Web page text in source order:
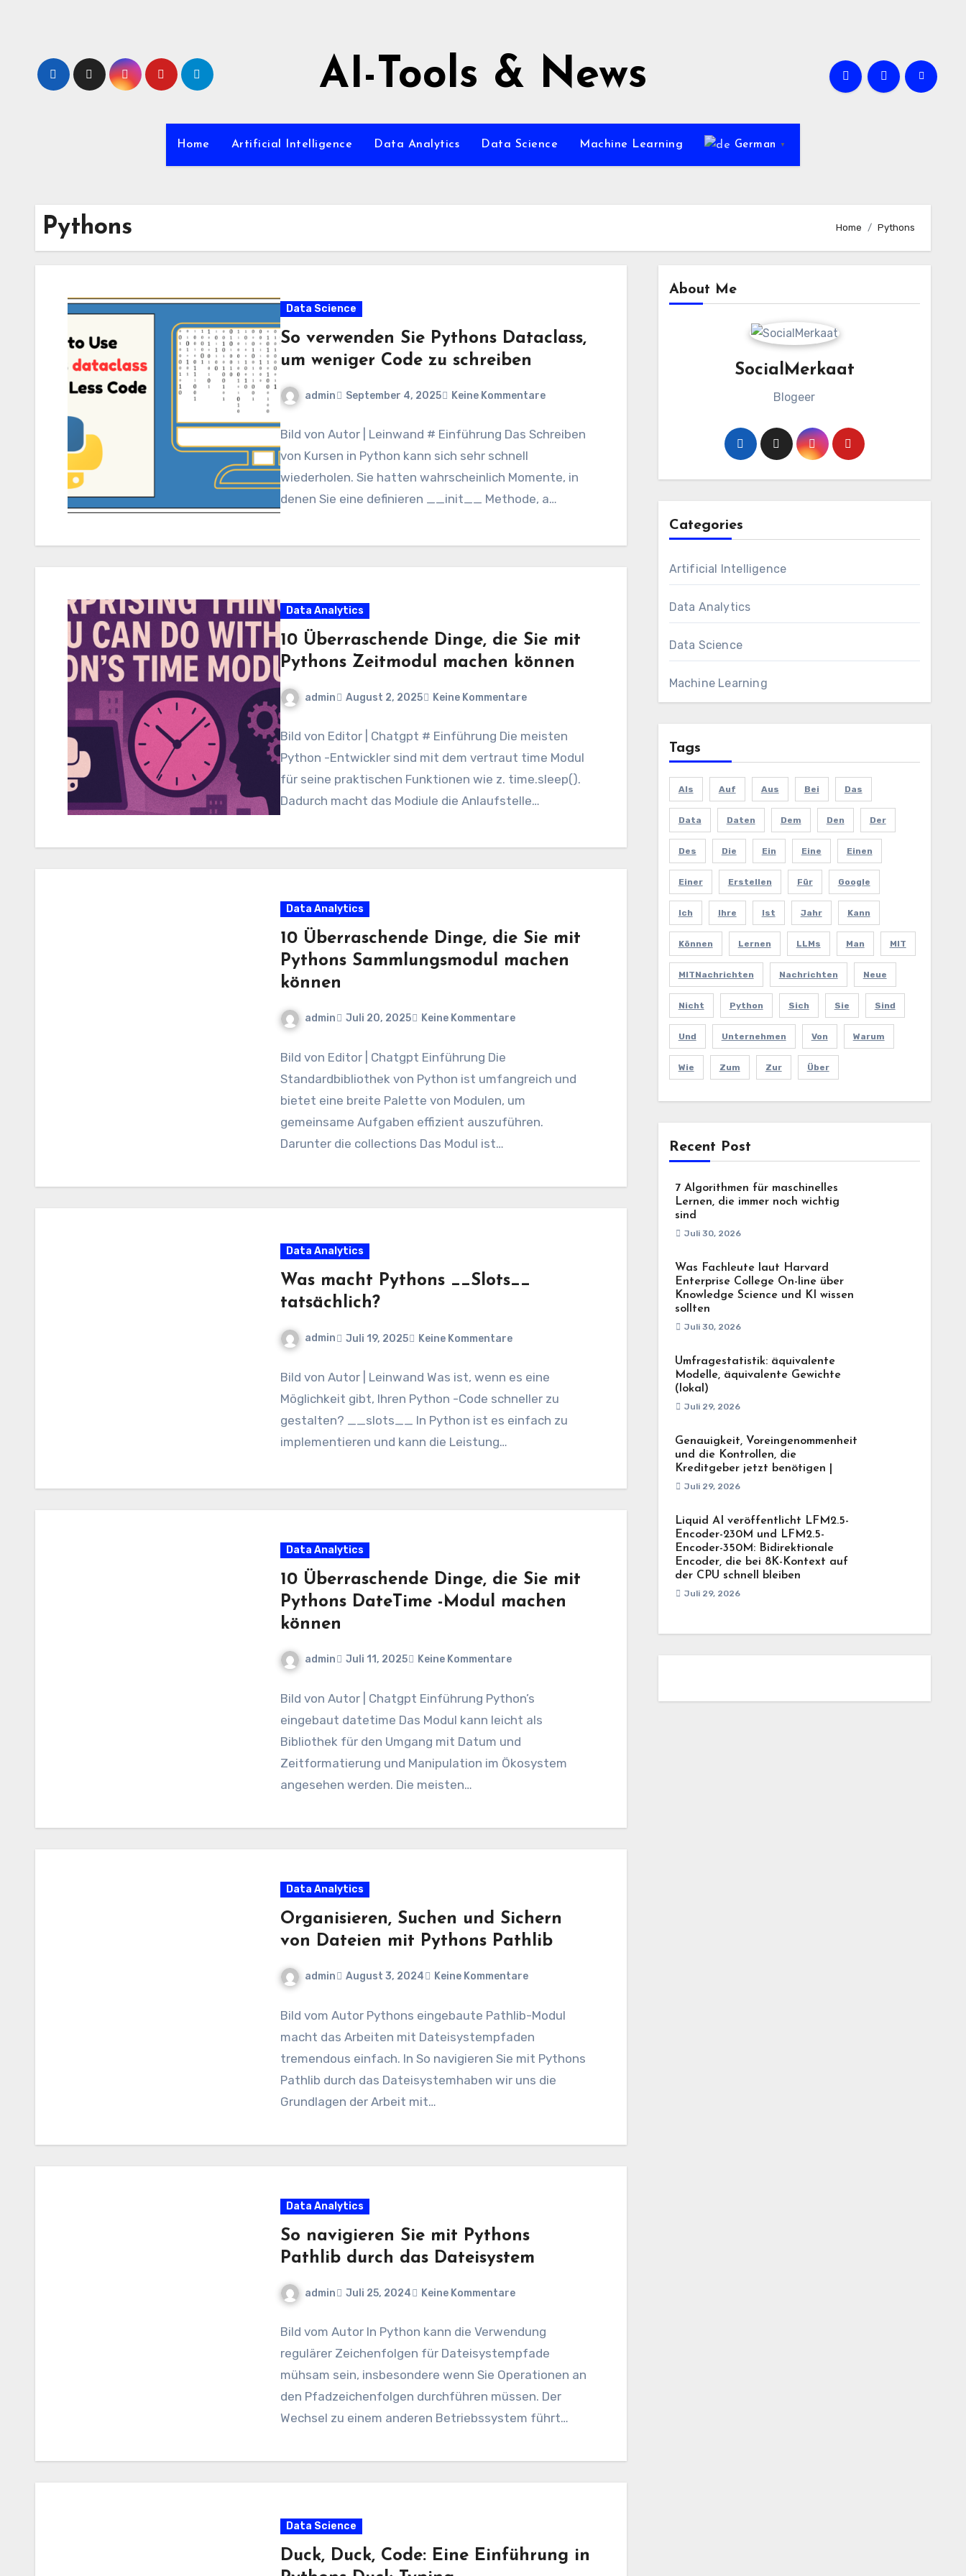
AI-Tools & News
Home Artificial Intelligence Data Analytics Data Science Machine Learning German ▼
Pythons Home Pythons
Data Science
So verwenden Sie Pythons Dataclass,
um weniger Code zu schreiben
admin September 4, 2025 Keine Kommentare
Bild von Autor | Leinwand # Einführung Das Schreiben
von Kursen in Python kann sich sehr schnell
wiederholen. Sie hatten wahrscheinlich Momente, in
denen Sie eine definieren __init__ Methode, a…
Data Analytics
10 Überraschende Dinge, die Sie mit
Pythons Zeitmodul machen können
admin August 2, 2025 Keine Kommentare
Bild von Editor | Chatgpt # Einführung Die meisten
Python -Entwickler sind mit dem vertraut time Modul
für seine praktischen Funktionen wie z. time.sleep().
Dadurch macht das Modiule die Anlaufstelle…
Data Analytics
10 Überraschende Dinge, die Sie mit
Pythons Sammlungsmodul machen
können
admin Juli 20, 2025 Keine Kommentare
Bild von Editor | Chatgpt Einführung Die
Standardbibliothek von Python ist umfangreich und
bietet eine breite Palette von Modulen, um
gemeinsame Aufgaben effizient auszuführen.
Darunter die collections Das Modul ist…
Data Analytics
Was macht Pythons __Slots__
tatsächlich?
admin Juli 19, 2025 Keine Kommentare
Bild von Autor | Leinwand Was ist, wenn es eine
Möglichkeit gibt, Ihren Python -Code schneller zu
gestalten? __slots__ In Python ist es einfach zu
implementieren und kann die Leistung…
Data Analytics
10 Überraschende Dinge, die Sie mit
Pythons DateTime -Modul machen
können
admin Juli 11, 2025 Keine Kommentare
Bild von Autor | Chatgpt Einführung Python’s
eingebaut datetime Das Modul kann leicht als
Bibliothek für den Umgang mit Datum und
Zeitformatierung und Manipulation im Ökosystem
angesehen werden. Die meisten…
Data Analytics
Organisieren, Suchen und Sichern
von Dateien mit Pythons Pathlib
admin August 3, 2024 Keine Kommentare
Bild vom Autor Pythons eingebaute Pathlib-Modul
macht das Arbeiten mit Dateisystempfaden
tremendous einfach. In So navigieren Sie mit Pythons
Pathlib durch das Dateisystemhaben wir uns die
Grundlagen der Arbeit mit…
Data Analytics
So navigieren Sie mit Pythons
Pathlib durch das Dateisystem
admin Juli 25, 2024 Keine Kommentare
Bild vom Autor In Python kann die Verwendung
regulärer Zeichenfolgen für Dateisystempfade
mühsam sein, insbesondere wenn Sie Operationen an
den Pfadzeichenfolgen durchführen müssen. Der
Wechsel zu einem anderen Betriebssystem führt…
Data Science
Duck, Duck, Code: Eine Einführung in
About Me
SocialMerkaat
Blogeer
Categories
Artificial Intelligence
Data Analytics
Data Science
Machine Learning
Tags
Als Auf Aus Bei Das
Data Daten Dem Den Der
Des Die Ein Eine Einen
Einer Erstellen Für Google
Ich Ihre Ist Jahr Kann
Können Lernen LLMs Man MIT
MITNachrichten Nachrichten Neue
Nicht Python Sich Sie Sind
Und Unternehmen Von Warum
Wie Zum Zur Über
Recent Post
7 Algorithmen für maschinelles
Lernen, die immer noch wichtig
sind
Juli 30, 2026
Was Fachleute laut Harvard
Enterprise College On-line über
Knowledge Science und KI wissen
sollten
Juli 30, 2026
Umfragestatistik: äquivalente
Modelle, äquivalente Gewichte
(lokal)
Juli 29, 2026
Genauigkeit, Voreingenommenheit
und die Kontrollen, die
Kreditgeber jetzt benötigen |
Juli 29, 2026
Liquid AI veröffentlicht LFM2.5-
Encoder-230M und LFM2.5-
Encoder-350M: Bidirektionale
Encoder, die bei 8K-Kontext auf
der CPU schnell bleiben
Juli 29, 2026